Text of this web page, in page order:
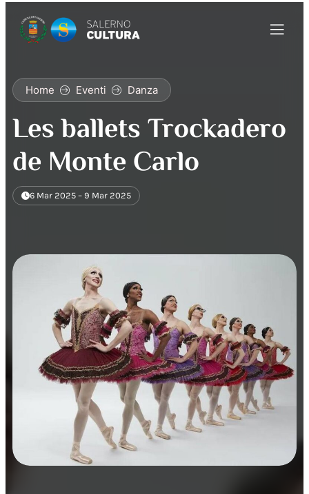
Home Eventi Danza
Les ballets Trockadero
de Monte Carlo
6 Mar 2025 – 9 Mar 2025